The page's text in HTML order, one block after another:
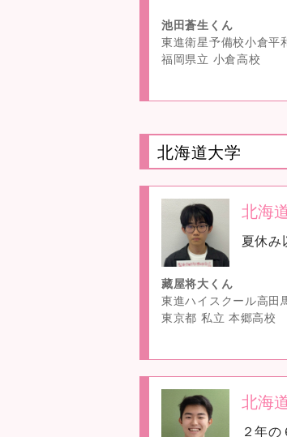
池田蒼生くん
東進衛星予備校小倉平
福岡県立 小倉高校
北海道大学
no
image
北海
夏休み
藏屋将大くん
東進ハイスクール高田
東京都 私立 本郷高校
no
image
北海
２年